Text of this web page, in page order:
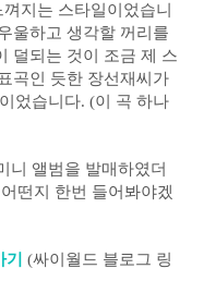
지는 스타일이었습니
울하고 생각할 꺼리를
덜되는 것이 조금 제 스
곡인 듯한 장선재씨가
었습니다. (이 곡 하나
니 앨범을 발매하였더
떤지 한번 들어봐야겠
(싸이월드 블로그 링